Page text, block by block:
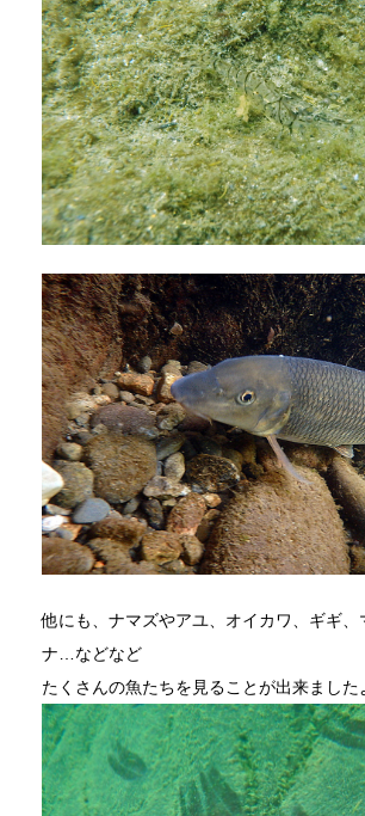
他にも、ナマズやアユ、オイカワ、ギギ、
ナ…などなど
たくさんの魚たちを見ることが出来ました